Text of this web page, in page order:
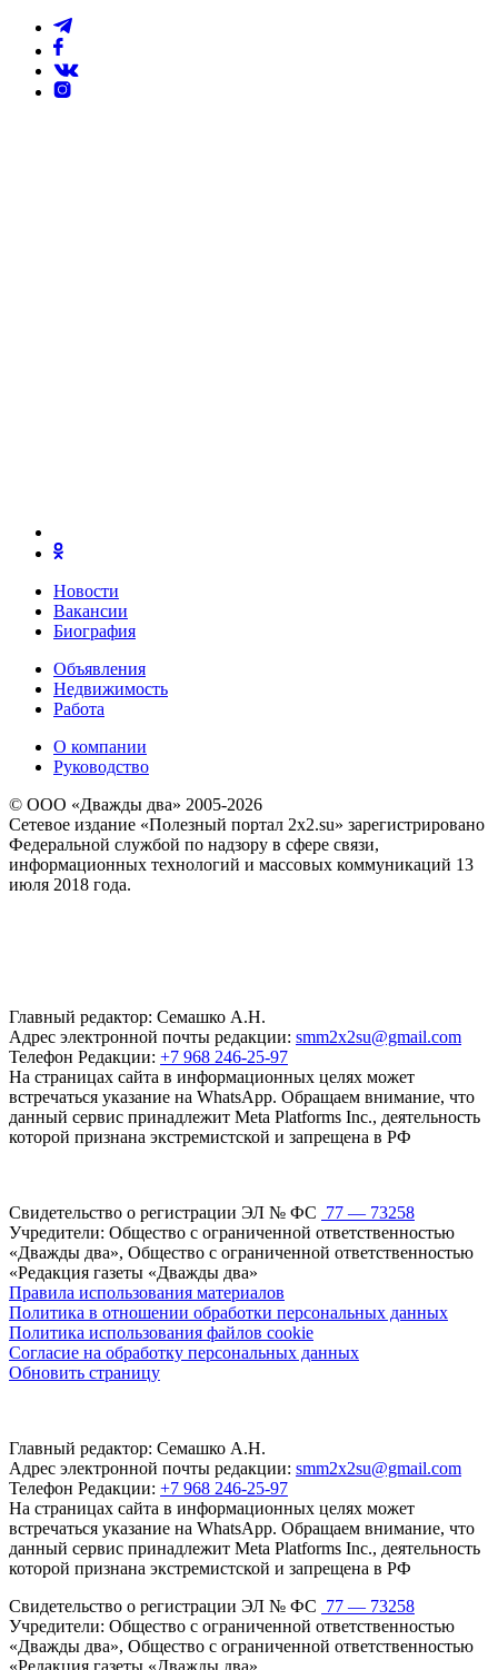
Новости
Вакансии
Биография
Объявления
Недвижимость
Работа
О компании
Руководство
© ООО «Дважды два» 2005-2026
Сетевое издание «Полезный портал 2x2.su» зарегистрировано
Федеральной службой по надзору в сфере связи,
информационных технологий и массовых коммуникаций 13
июля 2018 года.
Главный редактор: Семашко А.Н.
Адрес электронной почты редакции: smm2x2su@gmail.com
Телефон Редакции: +7 968 246-25-97
На страницах сайта в информационных целях может
встречаться указание на WhatsApp. Обращаем внимание, что
данный сервис принадлежит Meta Platforms Inc., деятельность
которой признана экстремистской и запрещена в РФ
Свидетельство о регистрации ЭЛ № ФС 77 — 73258
Учредители: Общество с ограниченной ответственностью
«Дважды два», Общество с ограниченной ответственностью
«Редакция газеты «Дважды два»
Правила использования материалов
Политика в отношении обработки персональных данных
Политика использования файлов cookie
Согласие на обработку персональных данных
Обновить страницу
Главный редактор: Семашко А.Н.
Адрес электронной почты редакции: smm2x2su@gmail.com
Телефон Редакции: +7 968 246-25-97
На страницах сайта в информационных целях может
встречаться указание на WhatsApp. Обращаем внимание, что
данный сервис принадлежит Meta Platforms Inc., деятельность
которой признана экстремистской и запрещена в РФ
Свидетельство о регистрации ЭЛ № ФС 77 — 73258
Учредители: Общество с ограниченной ответственностью
«Дважды два», Общество с ограниченной ответственностью
«Редакция газеты «Дважды два»